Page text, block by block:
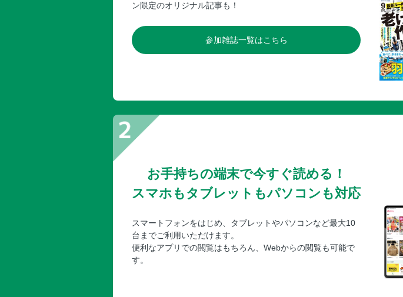
ン限定のオリジナル記事も！
参加雑誌一覧はこちら
お手持ちの端末で今すぐ読める！
スマホもタブレットもパソコンも対応
スマートフォンをはじめ、タブレットやパソコンなど最大10
台までご利用いただけます。
便利なアプリでの閲覧はもちろん、Webからの閲覧も可能で
す。